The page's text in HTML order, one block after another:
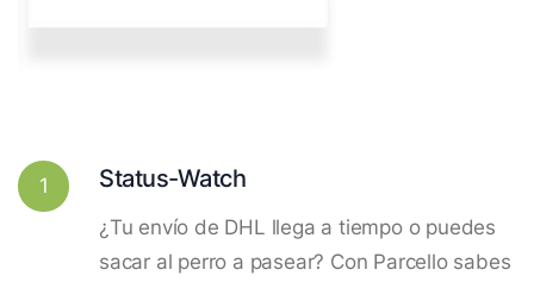
1 Status-Watch
¿Tu envío de DHL llega a tiempo o puedes
sacar al perro a pasear? Con Parcello sabes